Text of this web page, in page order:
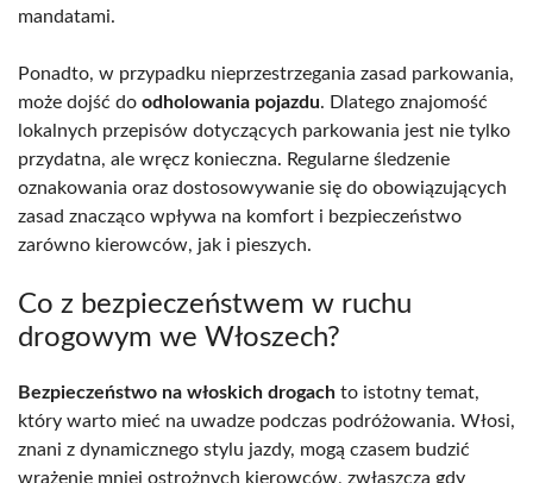
mandatami.
Ponadto, w przypadku nieprzestrzegania zasad parkowania,
może dojść do odholowania pojazdu. Dlatego znajomość
lokalnych przepisów dotyczących parkowania jest nie tylko
przydatna, ale wręcz konieczna. Regularne śledzenie
oznakowania oraz dostosowywanie się do obowiązujących
zasad znacząco wpływa na komfort i bezpieczeństwo
zarówno kierowców, jak i pieszych.
Co z bezpieczeństwem w ruchu
drogowym we Włoszech?
Bezpieczeństwo na włoskich drogach to istotny temat,
który warto mieć na uwadze podczas podróżowania. Włosi,
znani z dynamicznego stylu jazdy, mogą czasem budzić
wrażenie mniej ostrożnych kierowców, zwłaszcza gdy